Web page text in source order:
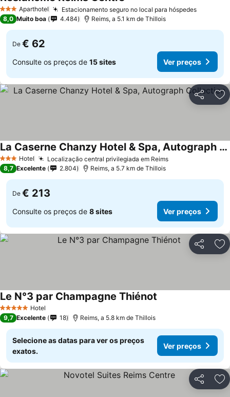
3 EstrelasAparthotel Estacionamento seguro no local para hóspedes
8,0 Muito boa 4.484 Reims, a 5.1 km de Thillois
De € 62
Consulte os preços de 15 sites Ver preços
Partilhar
3 EstrelasHotel Localização central privilegiada em Reims
La Caserne Chanzy Hotel & Spa, Autograph Collection
8,7 Excelente 2.804 Reims, a 5.7 km de Thillois
De € 213
Consulte os preços de 8 sites Ver preços
Partilhar
5 Estrelas Hotel
Le N°3 par Champagne Thiénot
9,7 Excelente 18 Reims, a 5.8 km de Thillois
Selecione as datas para ver os preços
exatos.
Ver preços
Partilhar